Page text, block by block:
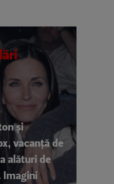
și
vacanță de
alături de
Imagini